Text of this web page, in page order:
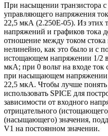
При насыщении транзистора
управляющего напряжения
22,5 мкА (2.250E-05). Из этих
напряжений и графиков тока
отношение между током
нелинейно, как это было и с
истощающем напряжении 1/2
мкА; при 0 вольт на входе ток
при насыщающем напряжении
22,5 мкА. Чтобы лучше
использовать SPICE для
зависимости от входного
отрицательного
(насыщающего) значения,
V1 на постоянном значении.